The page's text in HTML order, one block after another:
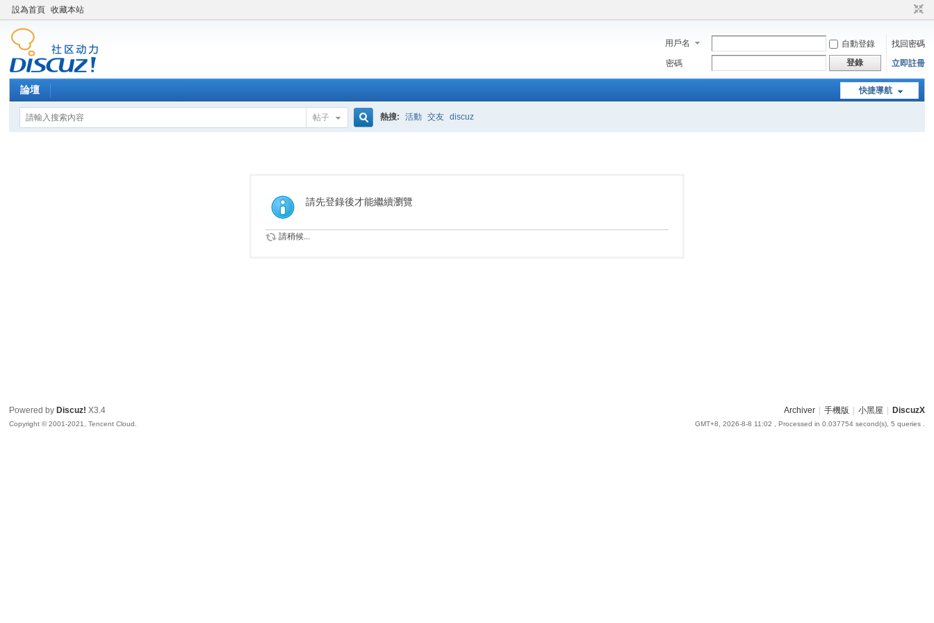
設為首頁 收藏本站
用戶名 自動登錄
找回密碼
密碼
登錄 立即註冊
快捷導航
論壇
帖子
索
熱搜: 活動 交友 discuz
請先登錄後才能繼續瀏覽
請稍候...
Archiver 手機版 小黑屋 DiscuzX
GMT+8, 2026-8-8 11:02 , Processed in 0.037754 second(s), 5 queries .
Powered by Discuz! X3.4
Copyright © 2001-2021, Tencent Cloud.